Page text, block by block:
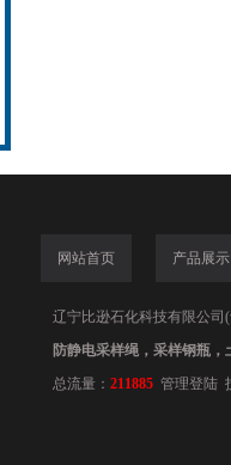
网站首页 产品展示
辽宁比逊石化科技有限公司
防静电采样绳，采样钢瓶
总流量： 211885 管理登陆